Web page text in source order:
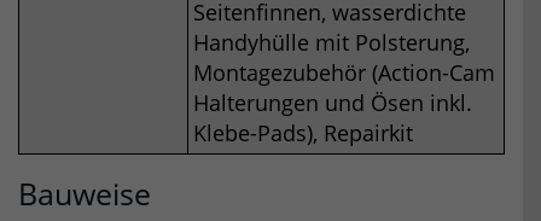
Seitenfinnen, wasserdichte
Handyhülle mit Polsterung,
Montagezubehör (Action-Cam
Halterungen und Ösen inkl.
Klebe-Pads), Repairkit
Bauweise